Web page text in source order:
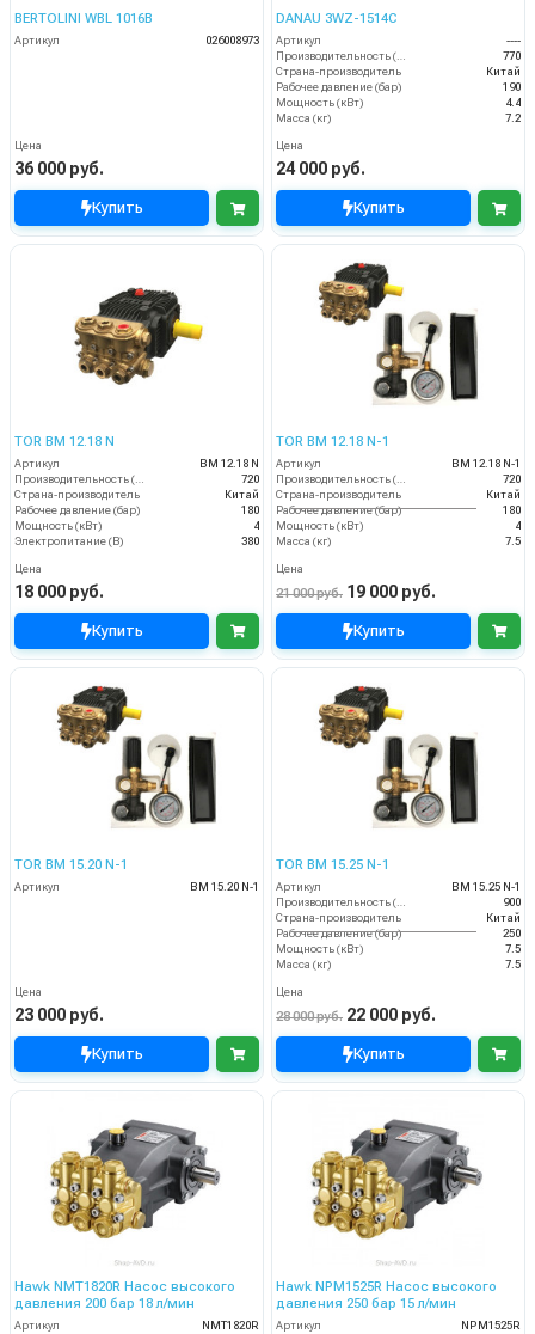
BERTOLINI WBL 1016B
Артикул 026008973
Цена
36 000 руб.
Купить
DANAU 3WZ-1514C
Артикул
----
Производительность (л/ч)
770
Страна-производитель
Китай
Рабочее давление (бар)
190
Мощность (кВт)
4.4
Масса (кг)
7.2
Цена
24 000 руб.
Купить
TOR BM 12.18 N
Артикул
BM 12.18 N
720
Страна-производитель
Китай
Рабочее давление (бар)
180
Мощность (кВт)
4
Электропитание (В)
380
Цена
18 000 руб.
Купить
TOR BM 12.18 N-1
Артикул
BM 12.18 N-1
720
Страна-производитель
Китай
Рабочее давление (бар)
180
Мощность (кВт)
4
Масса (кг)
7.5
Цена
21 000 руб. 19 000 руб.
Купить
TOR BM 15.20 N-1
Артикул BM 15.20 N-1
Цена
23 000 руб.
Купить
TOR BM 15.25 N-1
Артикул
BM 15.25 N-1
900
Страна-производитель
Китай
Рабочее давление (бар)
250
Мощность (кВт)
7.5
Масса (кг)
7.5
Цена
28 000 руб. 22 000 руб.
Купить
Hawk NMT1820R Насос высокого
давления 200 бар 18 л/мин
Артикул
NMT1820R
Hawk NPM1525R Насос высокого
давления 250 бар 15 л/мин
Артикул
NPM1525R